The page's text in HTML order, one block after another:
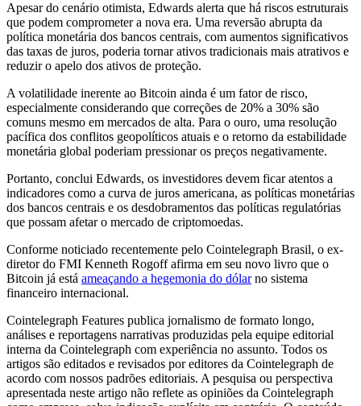
Apesar do cenário otimista, Edwards alerta que há riscos estruturais
que podem comprometer a nova era. Uma reversão abrupta da
política monetária dos bancos centrais, com aumentos significativos
das taxas de juros, poderia tornar ativos tradicionais mais atrativos e
reduzir o apelo dos ativos de proteção.
A volatilidade inerente ao Bitcoin ainda é um fator de risco,
especialmente considerando que correções de 20% a 30% são
comuns mesmo em mercados de alta. Para o ouro, uma resolução
pacífica dos conflitos geopolíticos atuais e o retorno da estabilidade
monetária global poderiam pressionar os preços negativamente.
Portanto, conclui Edwards, os investidores devem ficar atentos a
indicadores como a curva de juros americana, as políticas monetárias
dos bancos centrais e os desdobramentos das políticas regulatórias
que possam afetar o mercado de criptomoedas.
Conforme noticiado recentemente pelo Cointelegraph Brasil, o ex-
diretor do FMI Kenneth Rogoff afirma em seu novo livro que o
Bitcoin já está ameaçando a hegemonia do dólarno sistema
financeiro internacional.
Cointelegraph Features publica jornalismo de formato longo,
análises e reportagens narrativas produzidas pela equipe editorial
interna da Cointelegraph com experiência no assunto. Todos os
artigos são editados e revisados por editores da Cointelegraph de
acordo com nossos padrões editoriais. A pesquisa ou perspectiva
apresentada neste artigo não reflete as opiniões da Cointelegraph